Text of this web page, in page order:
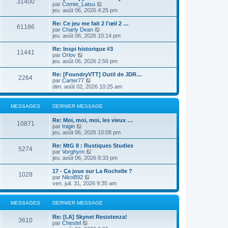
e
r
m
e
s
s
a
g
r
l
e
e
r
n
i
e
m
e
s
s
a
g
e
u
r
l
e
e
r
n
i
e
r
m
e
s
s
a
g
31400
par Comte_Latsu
o
n
s
l
r
l
e
e
n
i
r
m
e
s
a
g
jeu. août 06, 2026 4:25 pm
61186
Re: Ce jeu me fait 2 l'œil 2 …
par Charly Dean
o
n
s
l
e
l
e
d
r
n
i
r
m
e
s
a
g
jeu. août 06, 2026 10:14 pm
11441
Re: Inspi historique #3
par Orlov
o
n
s
u
t
e
r
l
e
d
r
n
e
r
m
e
s
s
a
g
e
jeu. août 06, 2026 2:56 pm
2264
Re: [FoundryVTT] Outil de JDR…
par Carter77
o
n
s
u
e
l
e
d
r
n
i
r
m
e
s
a
g
e
dim. août 02, 2026 10:25 am
MESSAGES DERNIER MESSAGE
10871
Re: Moi, moi, moi, les vieux …
par Inigin
o
n
s
u
r
l
e
d
r
n
i
e
jeu. août 06, 2026 10:08 pm
5274
Re: MtG II : Rustiques Studies
par Vorghyrn
o
n
s
l
e
r
l
e
d
jeu. août 06, 2026 8:33 pm
1028
17 - Ça joue sur La Rochelle ?
par NikoB92
o
n
s
u
e
ven. juil. 31, 2026 9:35 am
MESSAGES DERNIER MESSAGE
3610
Re: [I.A] Skynet Resistenza!
par Chestel